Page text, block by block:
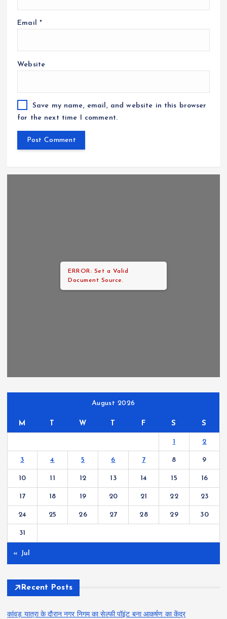
Email *
Website
Save my name, email, and website in this browser
for the next time I comment.
ERROR: Set a Valid
Document Source.
August 2026
M T W T F S S
1 2
3 4 5 6 7 8 9
10 11 12 13 14 15 16
17 18 19 20 21 22 23
24 25 26 27 28 29 30
31
« Jul
Recent Posts
कांवड़ यात्रा के दौरान नगर निगम का सेल्फी पॉइंट बना आकर्षण का केंद्र